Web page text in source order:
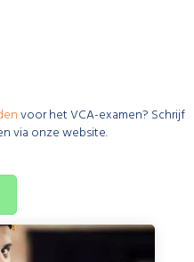
voor het VCA-examen? Schrijf
via onze website.